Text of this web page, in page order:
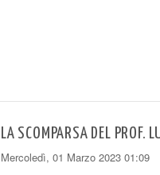
LA SCOMPARSA DEL PROF.
Mercoledì, 01 Marzo 2023 01:09